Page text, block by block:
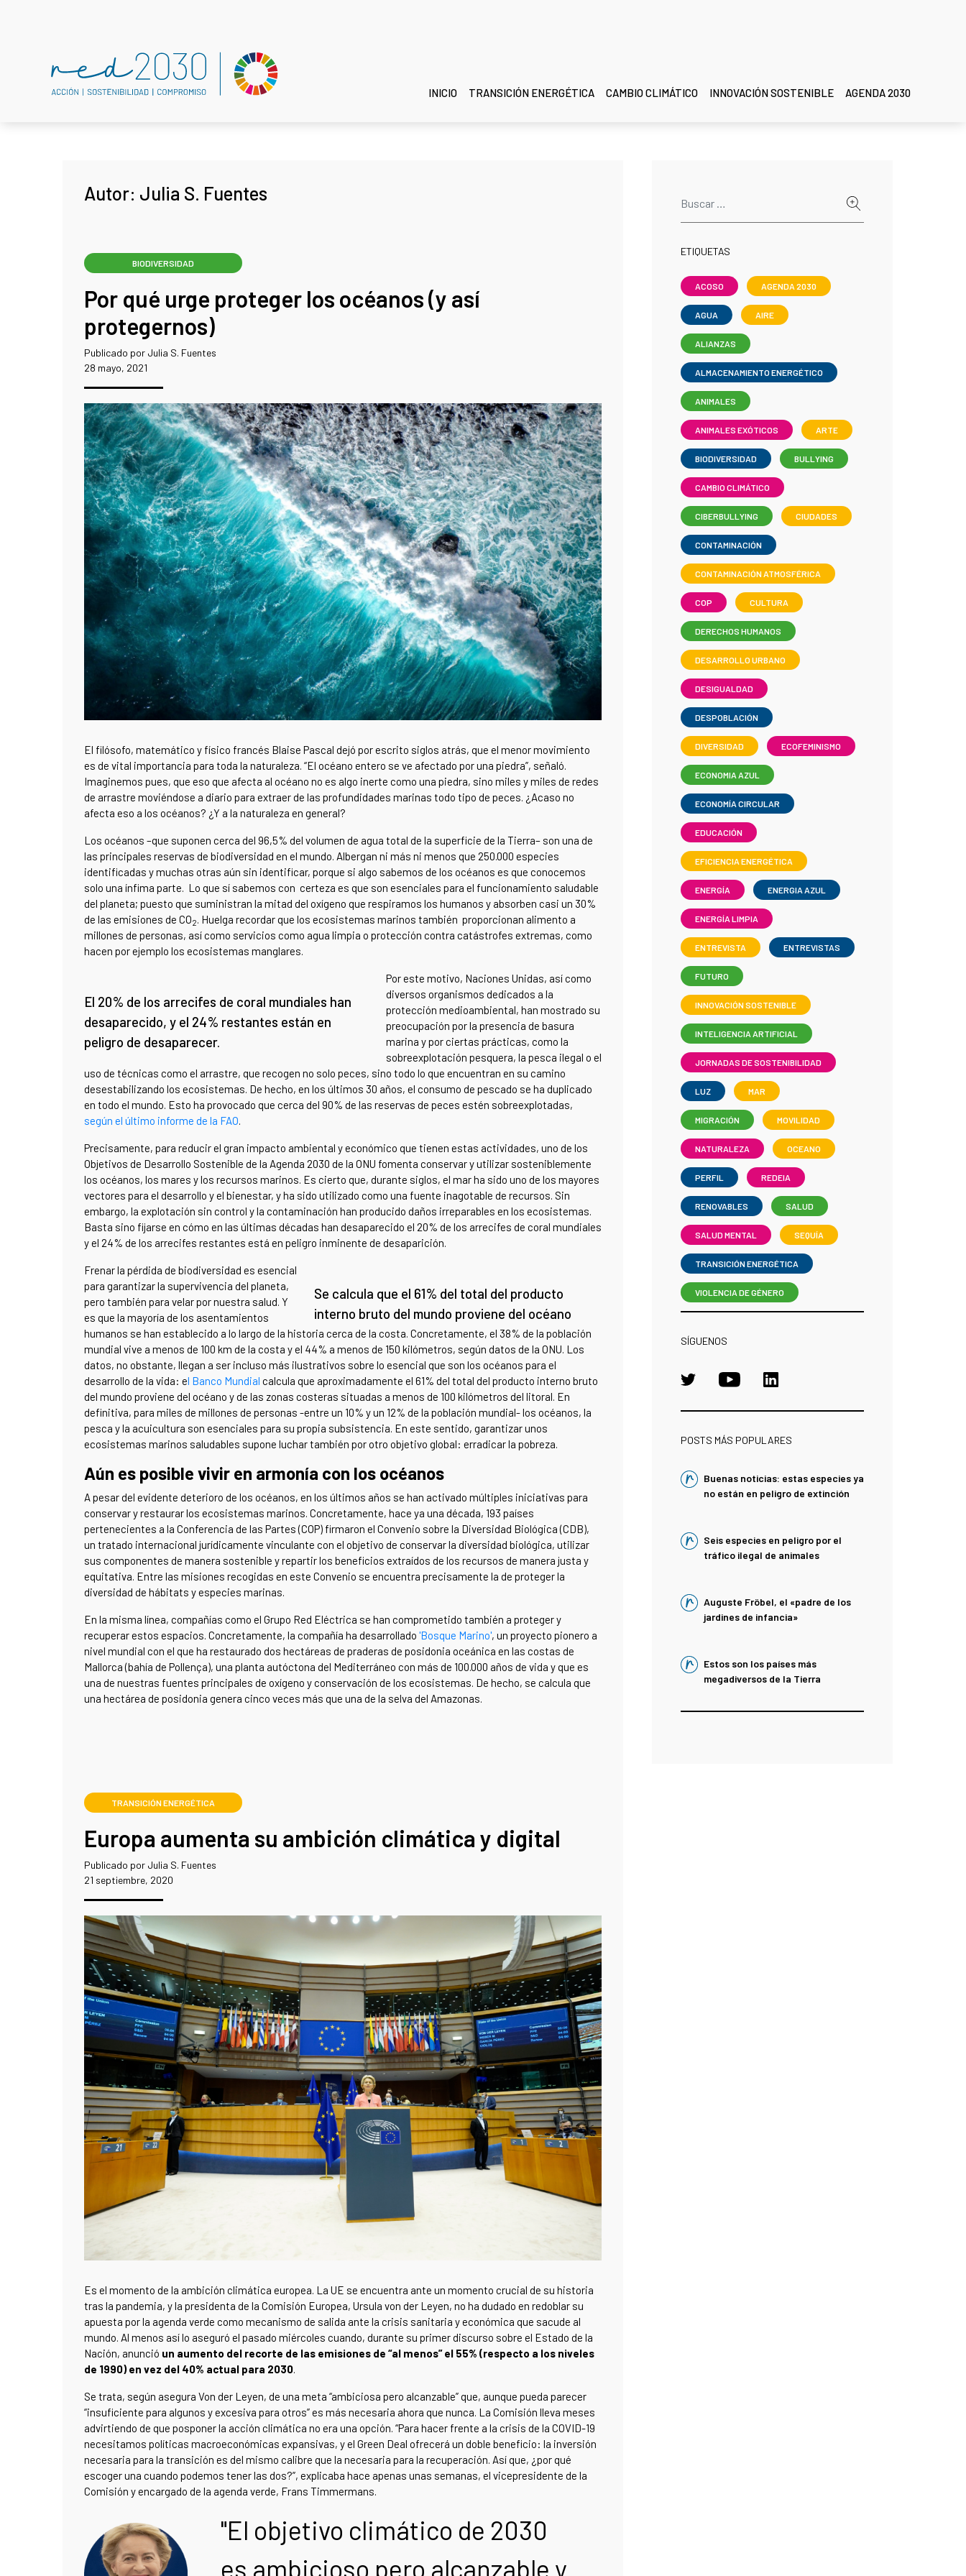
INICIO TRANSICIÓN ENERGÉTICA CAMBIO CLIMÁTICO INNOVACIÓN SOSTENIBLE AGENDA 2030
Autor: Julia S. Fuentes
BIODIVERSIDAD
Por qué urge proteger los océanos (y así
protegernos)
Publicado por Julia S. Fuentes
28 mayo, 2021
El filósofo, matemático y físico francés Blaise Pascal dejó por escrito siglos atrás, que el menor movimiento
es de vital importancia para toda la naturaleza. “El océano entero se ve afectado por una piedra”, señaló.
Imaginemos pues, que eso que afecta al océano no es algo inerte como una piedra, sino miles y miles de redes
de arrastre moviéndose a diario para extraer de las profundidades marinas todo tipo de peces. ¿Acaso no
afecta eso a los océanos? ¿Y a la naturaleza en general?
Los océanos –que suponen cerca del 96,5% del volumen de agua total de la superficie de la Tierra– son una de
las principales reservas de biodiversidad en el mundo. Albergan ni más ni menos que 250.000 especies
identificadas y muchas otras aún sin identificar, porque si algo sabemos de los océanos es que conocemos
solo una ínfima parte. Lo que sí sabemos con certeza es que son esenciales para el funcionamiento saludable
del planeta; puesto que suministran la mitad del oxígeno que respiramos los humanos y absorben casi un 30%
de las emisiones de CO2. Huelga recordar que los ecosistemas marinos también proporcionan alimento a
millones de personas, así como servicios como agua limpia o protección contra catástrofes extremas, como
hacen por ejemplo los ecosistemas manglares.
El 20% de los arrecifes de coral mundiales han
desaparecido, y el 24% restantes están en
peligro de desaparecer.
Por este motivo, Naciones Unidas, así como
diversos organismos dedicados a la
protección medioambiental, han mostrado su
preocupación por la presencia de basura
marina y por ciertas prácticas, como la
sobreexplotación pesquera, la pesca ilegal o el
uso de técnicas como el arrastre, que recogen no solo peces, sino todo lo que encuentran en su camino
desestabilizando los ecosistemas. De hecho, en los últimos 30 años, el consumo de pescado se ha duplicado
en todo el mundo. Esto ha provocado que cerca del 90% de las reservas de peces estén sobreexplotadas,
según el último informe de la FAO.
Precisamente, para reducir el gran impacto ambiental y económico que tienen estas actividades, uno de los
Objetivos de Desarrollo Sostenible de la Agenda 2030 de la ONU fomenta conservar y utilizar sosteniblemente
los océanos, los mares y los recursos marinos. Es cierto que, durante siglos, el mar ha sido uno de los mayores
vectores para el desarrollo y el bienestar, y ha sido utilizado como una fuente inagotable de recursos. Sin
embargo, la explotación sin control y la contaminación han producido daños irreparables en los ecosistemas.
Basta sino fijarse en cómo en las últimas décadas han desaparecido el 20% de los arrecifes de coral mundiales
y el 24% de los arrecifes restantes está en peligro inminente de desaparición.
Se calcula que el 61% del total del producto
interno bruto del mundo proviene del océano
Frenar la pérdida de biodiversidad es esencial
para garantizar la supervivencia del planeta,
pero también para velar por nuestra salud. Y
es que la mayoría de los asentamientos
humanos se han establecido a lo largo de la historia cerca de la costa. Concretamente, el 38% de la población
mundial vive a menos de 100 km de la costa y el 44% a menos de 150 kilómetros, según datos de la ONU. Los
datos, no obstante, llegan a ser incluso más ilustrativos sobre lo esencial que son los océanos para el
desarrollo de la vida: el Banco Mundial calcula que aproximadamente el 61% del total del producto interno bruto
del mundo proviene del océano y de las zonas costeras situadas a menos de 100 kilómetros del litoral. En
definitiva, para miles de millones de personas -entre un 10% y un 12% de la población mundial- los océanos, la
pesca y la acuicultura son esenciales para su propia subsistencia. En este sentido, garantizar unos
ecosistemas marinos saludables supone luchar también por otro objetivo global: erradicar la pobreza.
Aún es posible vivir en armonía con los océanos
A pesar del evidente deterioro de los océanos, en los últimos años se han activado múltiples iniciativas para
conservar y restaurar los ecosistemas marinos. Concretamente, hace ya una década, 193 países
pertenecientes a la Conferencia de las Partes (COP) firmaron el Convenio sobre la Diversidad Biológica (CDB),
un tratado internacional jurídicamente vinculante con el objetivo de conservar la diversidad biológica, utilizar
sus componentes de manera sostenible y repartir los beneficios extraídos de los recursos de manera justa y
equitativa. Entre las misiones recogidas en este Convenio se encuentra precisamente la de proteger la
diversidad de hábitats y especies marinas.
En la misma línea, compañías como el Grupo Red Eléctrica se han comprometido también a proteger y
recuperar estos espacios. Concretamente, la compañía ha desarrollado 'Bosque Marino', un proyecto pionero a
nivel mundial con el que ha restaurado dos hectáreas de praderas de posidonia oceánica en las costas de
Mallorca (bahía de Pollença), una planta autóctona del Mediterráneo con más de 100.000 años de vida y que es
una de nuestras fuentes principales de oxígeno y conservación de los ecosistemas. De hecho, se calcula que
una hectárea de posidonia genera cinco veces más que una de la selva del Amazonas.
TRANSICIÓN ENERGÉTICA
Europa aumenta su ambición climática y digital
Publicado por Julia S. Fuentes
21 septiembre, 2020
Es el momento de la ambición climática europea. La UE se encuentra ante un momento crucial de su historia
tras la pandemia, y la presidenta de la Comisión Europea, Ursula von der Leyen, no ha dudado en redoblar su
apuesta por la agenda verde como mecanismo de salida ante la crisis sanitaria y económica que sacude al
mundo. Al menos así lo aseguró el pasado miércoles cuando, durante su primer discurso sobre el Estado de la
Nación, anunció un aumento del recorte de las emisiones de “al menos” el 55% (respecto a los niveles
de 1990) en vez del 40% actual para 2030.
Se trata, según asegura Von der Leyen, de una meta “ambiciosa pero alcanzable” que, aunque pueda parecer
“insuficiente para algunos y excesiva para otros” es más necesaria ahora que nunca. La Comisión lleva meses
advirtiendo de que posponer la acción climática no era una opción. “Para hacer frente a la crisis de la COVID-19
necesitamos políticas macroeconómicas expansivas, y el Green Deal ofrecerá un doble beneficio: la inversión
necesaria para la transición es del mismo calibre que la necesaria para la recuperación. Así que, ¿por qué
escoger una cuando podemos tener las dos?”, explicaba hace apenas unas semanas, el vicepresidente de la
Comisión y encargado de la agenda verde, Frans Timmermans.
"El objetivo climático de 2030
es ambicioso pero alcanzable y
ETIQUETAS
ACOSO AGENDA 2030
AGUA AIRE
ALIANZAS
ALMACENAMIENTO ENERGÉTICO
ANIMALES
ANIMALES EXÓTICOS ARTE
BIODIVERSIDAD BULLYING
CAMBIO CLIMÁTICO
CIBERBULLYING CIUDADES
CONTAMINACIÓN
CONTAMINACIÓN ATMOSFÉRICA
COP CULTURA
DERECHOS HUMANOS
DESARROLLO URBANO
DESIGUALDAD
DESPOBLACIÓN
DIVERSIDAD ECOFEMINISMO
ECONOMIA AZUL
ECONOMÍA CIRCULAR
EDUCACIÓN
EFICIENCIA ENERGÉTICA
ENERGÍA ENERGIA AZUL
ENERGÍA LIMPIA
ENTREVISTA ENTREVISTAS
FUTURO
INNOVACIÓN SOSTENIBLE
INTELIGENCIA ARTIFICIAL
JORNADAS DE SOSTENIBILIDAD
LUZ MAR
MIGRACIÓN MOVILIDAD
NATURALEZA OCEANO
PERFIL REDEIA
RENOVABLES SALUD
SALUD MENTAL SEQUÍA
TRANSICIÓN ENERGÉTICA
VIOLENCIA DE GÉNERO
SÍGUENOS
POSTS MÁS POPULARES
Buenas noticias: estas especies ya
no están en peligro de extinción
Seis especies en peligro por el
tráfico ilegal de animales
Auguste Fröbel, el «padre de los
jardines de infancia»
Estos son los países más
megadiversos de la Tierra